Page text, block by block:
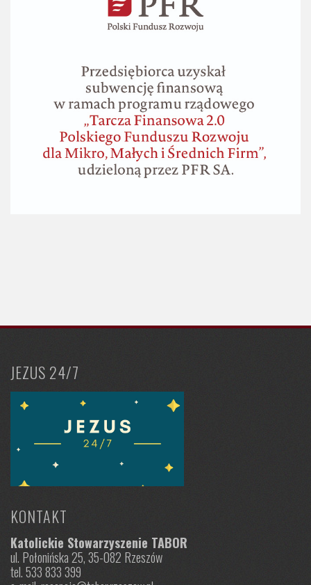
JEZUS 24/7
KONTAKT
Katolickie Stowarzyszenie TABOR
ul. Połonińska 25, 35-082 Rzeszów
tel. 533 833 399